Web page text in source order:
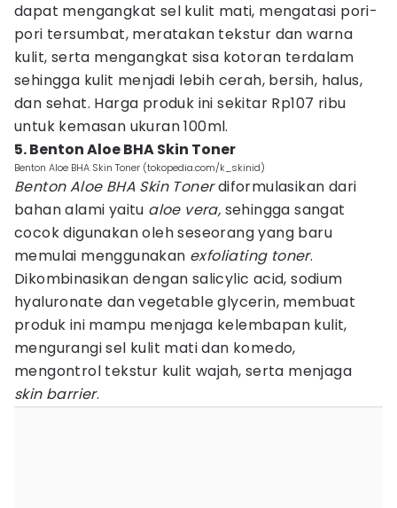
dapat mengangkat sel kulit mati, mengatasi pori-
pori tersumbat, meratakan tekstur dan warna
kulit, serta mengangkat sisa kotoran terdalam
sehingga kulit menjadi lebih cerah, bersih, halus,
dan sehat. Harga produk ini sekitar Rp107 ribu
untuk kemasan ukuran 100ml.
5. Benton Aloe BHA Skin Toner
Benton Aloe BHA Skin Toner (tokopedia.com/k_skinid)
Benton Aloe BHA Skin Tonerdiformulasikan dari
bahan alami yaitu aloe vera, sehingga sangat
cocok digunakan oleh seseorang yang baru
memulai menggunakan exfoliating toner.
Dikombinasikan dengan salicylic acid, sodium
hyaluronate dan vegetable glycerin, membuat
produk ini mampu menjaga kelembapan kulit,
mengurangi sel kulit mati dan komedo,
mengontrol tekstur kulit wajah, serta menjaga
skin barrier.